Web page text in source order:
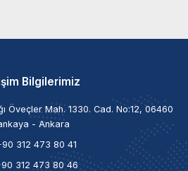
Bilgilerimiz
Öveçler Mah. 1330. Cad. No:12, 06460
- Ankara
312 473 80 41
312 473 80 46